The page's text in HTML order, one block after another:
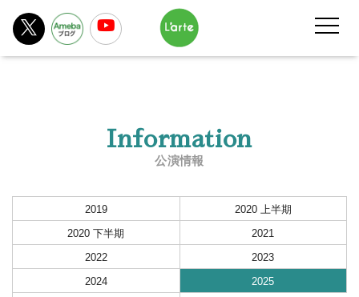
Information
公演情報
2019
2020 上半期
2020 下半期
2021
2022
2023
2024
2025